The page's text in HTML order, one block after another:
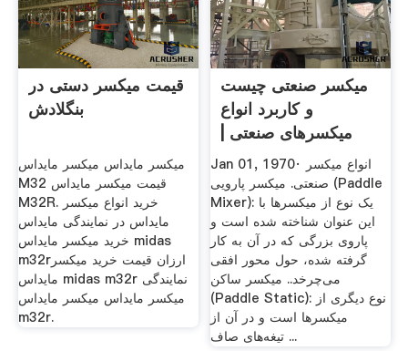
قیمت میکسر دستی در
بنگلادش
میکسر مایداس میکسر مایداس
M32 قیمت میکسر مایداس
M32R. خرید انواع میکسر
مایداس در نمایندگی مایداس
خرید میکسر مایداس midas
m32rارزان قیمت خرید میکسر
مایداس midas m32r نمایندگی
میکسر مایداس میکسر مایداس
m32r.
میکسر صنعتی چیست
و کاربرد انواع
میکسرهای صنعتی |
مشاوره ...
Jan 01, 1970· انواع میکسر
صنعتی. میکسر پارویی (Paddle
Mixer): یک نوع از میکسرها با
این عنوان شناخته شده است و
پاروی بزرگی که در آن به کار
گرفته شده، حول محور افقی
می‌چرخد.. میکسر ساکن
(Paddle Static): نوع دیگری از
میکسرها است و در آن از
تیغه‌های صاف ...